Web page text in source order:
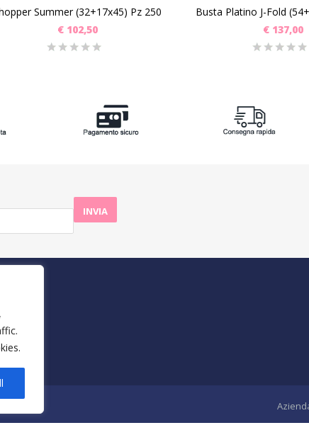
SCEGLI
Summer (32+17x45) Pz 250
€102,50
SCEGLI
€137,00